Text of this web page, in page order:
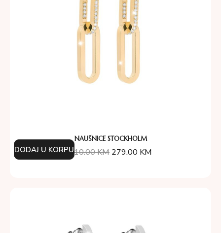
NAUŠNICE STOCKHOLM
310.00KM 279.00 KM
DODAJ U KORPU